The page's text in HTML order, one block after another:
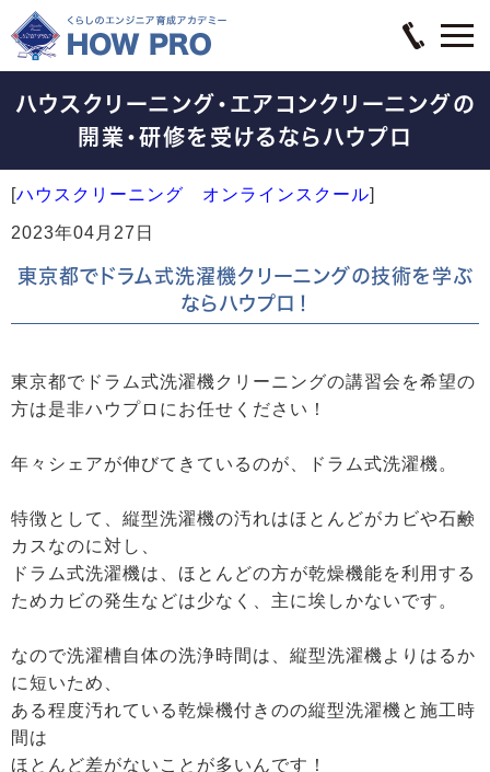
ハウスクリーニング・エアコンクリーニングの
開業・研修を受けるならハウプロ
[ハウスクリーニング オンラインスクール]
2023年04月27日
東京都でドラム式洗濯機クリーニングの技術を学ぶ
ならハウプロ！
東京都でドラム式洗濯機クリーニングの講習会を希望の
方は是非ハウプロにお任せください！
年々シェアが伸びてきているのが、ドラム式洗濯機。
特徴として、縦型洗濯機の汚れはほとんどがカビや石鹸
カスなのに対し、
ドラム式洗濯機は、ほとんどの方が乾燥機能を利用する
ためカビの発生などは少なく、主に埃しかないです。
なので洗濯槽自体の洗浄時間は、縦型洗濯機よりはるか
に短いため、
ある程度汚れている乾燥機付きのの縦型洗濯機と施工時
間は
ほとんど差がないことが多いんです！